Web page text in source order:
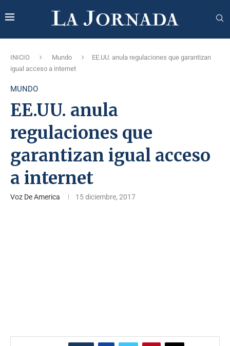
INICIO Mundo
EE.UU. anula regulaciones que garantizan
igual acceso a internet
MUNDO
EE.UU. anula
regulaciones que
garantizan igual acceso
a internet
Voz De America 15 diciembre, 2017